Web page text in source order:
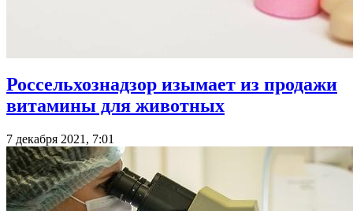
Россельхознадзор изымает из продажи
витамины для животных
7 декабря 2021, 7:01